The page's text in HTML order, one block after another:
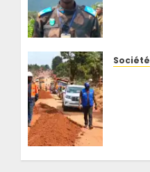
M23
Société